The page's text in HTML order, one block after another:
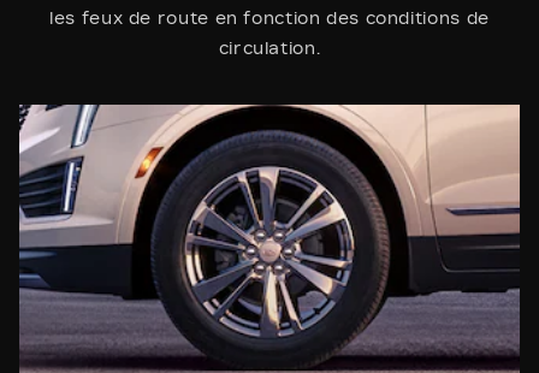
les feux de route en fonction des conditions de
circulation.